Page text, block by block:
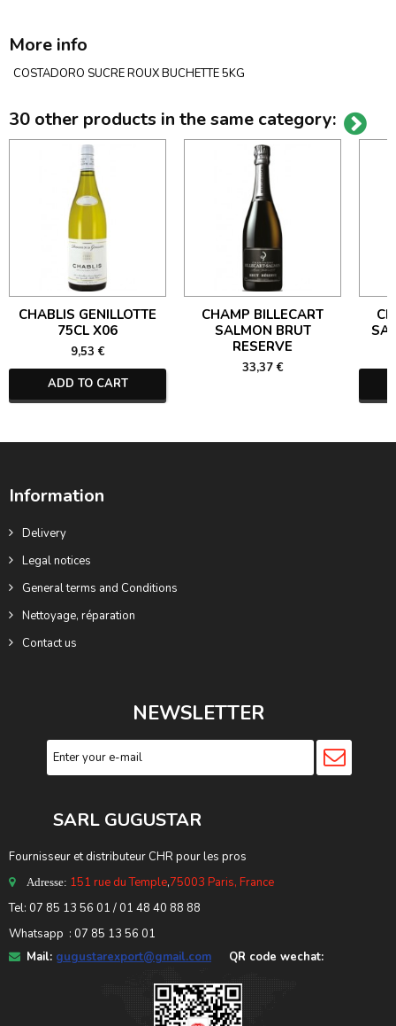
More info
COSTADORO SUCRE ROUX BUCHETTE 5KG
30 other products in the same category:
CHABLIS GENILLOTTE
75CL X06
9,53 €
ADD TO CART
CHAMP BILLECART
SALMON BRUT
RESERVE
33,37 €
Information
Delivery
Legal notices
General terms and Conditions
Nettoyage, réparation
Contact us
NEWSLETTER
SARL GUGUSTAR
Fournisseur et distributeur CHR pour les pros
Adresse: 151 rue du Temple,75003 Paris, France
Tel: 07 85 13 56 01 / 01 48 40 88 88
Whatsapp : 07 85 13 56 01
Mail: gugustarexport@gmail.com QR code wechat: